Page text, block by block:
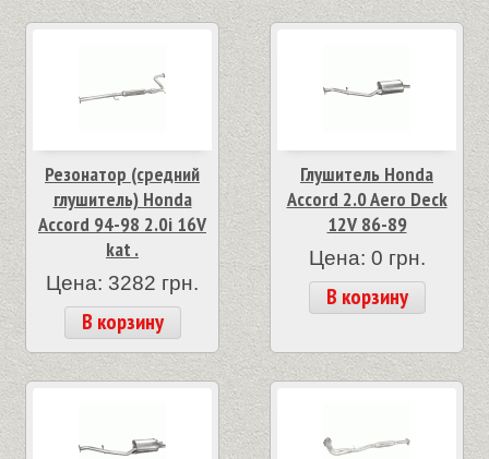
Резонатор (средний
глушитель) Honda
Accord 94-98 2.0i 16V
kat .
Цена: 3282 грн.
В корзину
Глушитель Honda
Accord 2.0 Aero Deck
12V 86-89
Цена: 0 грн.
В корзину